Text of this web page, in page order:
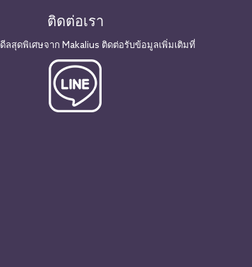
ติดต่อเรา
ลสุดพิเศษจาก Makalius ติดต่อรับข้อมูลเพิ่มเติมที่